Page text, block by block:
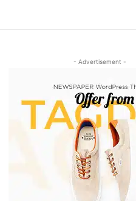
- Advertisement -